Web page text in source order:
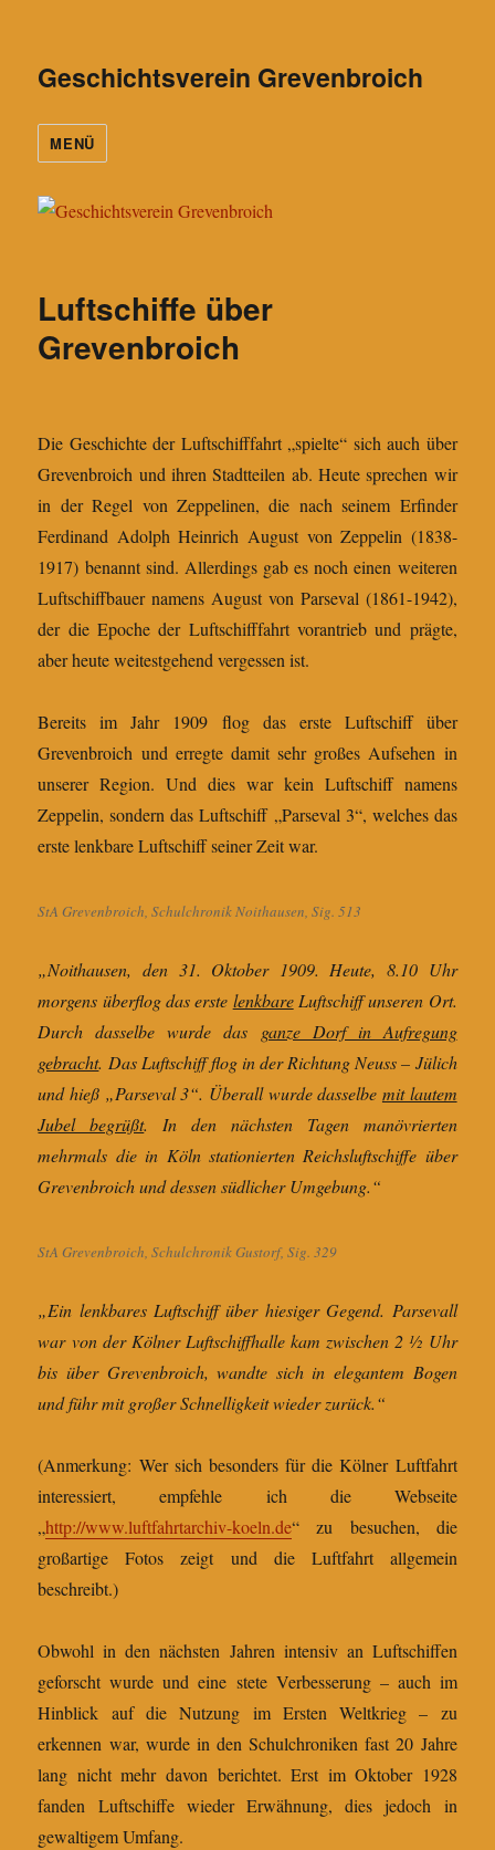
Geschichtsverein Grevenbroich
MENÜ
Luftschiffe über
Grevenbroich
Die Geschichte der Luftschifffahrt „spielte“ sich auch über
Grevenbroich und ihren Stadtteilen ab. Heute sprechen wir
in der Regel von Zeppelinen, die nach seinem Erfinder
Ferdinand Adolph Heinrich August von Zeppelin (1838-
1917) benannt sind. Allerdings gab es noch einen weiteren
Luftschiffbauer namens August von Parseval (1861-1942),
der die Epoche der Luftschifffahrt vorantrieb und prägte,
aber heute weitestgehend vergessen ist.
Bereits im Jahr 1909 flog das erste Luftschiff über
Grevenbroich und erregte damit sehr großes Aufsehen in
unserer Region. Und dies war kein Luftschiff namens
Zeppelin, sondern das Luftschiff „Parseval 3“, welches das
erste lenkbare Luftschiff seiner Zeit war.
StA Grevenbroich, Schulchronik Noithausen, Sig. 513
„Noithausen, den 31. Oktober 1909. Heute, 8.10 Uhr
morgens überflog das erste lenkbareLuftschiff unseren Ort.
Durch dasselbe wurde das ganze Dorf in Aufregung
gebracht. Das Luftschiff flog in der Richtung Neuss – Jülich
und hieß „Parseval 3“. Überall wurde dasselbe mit lautem
Jubel begrüßt. In den nächsten Tagen manövrierten
mehrmals die in Köln stationierten Reichsluftschiffe über
Grevenbroich und dessen südlicher Umgebung.“
StA Grevenbroich, Schulchronik Gustorf, Sig. 329
„Ein lenkbares Luftschiff über hiesiger Gegend. Parsevall
war von der Kölner Luftschiffhalle kam zwischen 2 ½ Uhr
bis über Grevenbroich, wandte sich in elegantem Bogen
und führ mit großer Schnelligkeit wieder zurück.“
(Anmerkung: Wer sich besonders für die Kölner Luftfahrt
interessiert, empfehle ich die Webseite
„http://www.luftfahrtarchiv-koeln.de“ zu besuchen, die
großartige Fotos zeigt und die Luftfahrt allgemein
beschreibt.)
Obwohl in den nächsten Jahren intensiv an Luftschiffen
geforscht wurde und eine stete Verbesserung – auch im
Hinblick auf die Nutzung im Ersten Weltkrieg – zu
erkennen war, wurde in den Schulchroniken fast 20 Jahre
lang nicht mehr davon berichtet. Erst im Oktober 1928
fanden Luftschiffe wieder Erwähnung, dies jedoch in
gewaltigem Umfang.